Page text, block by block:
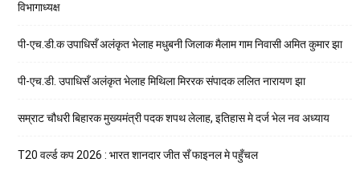
विभागाध्यक्ष
पी-एच.डी.क उपाधिसँ अलंकृत भेलाह मधुबनी जिलाक मैलाम गाम निवासी अमित कुमार झा
पी-एच.डी. उपाधिसँ अलंकृत भेलाह मिथिला मिररक संपादक ललित नारायण झा
सम्राट चौधरी बिहारक मुख्यमंत्री पदक शपथ लेलाह, इतिहास मे दर्ज भेल नव अध्याय
T20 वर्ल्ड कप 2026 : भारत शानदार जीत सँ फाइनल मे पहुँचल